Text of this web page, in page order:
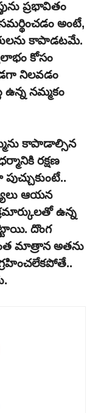
ప్రభావితం
అంటే,
కాపాడటమే.
కోసం
నిలవడం
ఉన్న నమ్మకం
కాపాడాల్సిన
రక్షణ
ఆయన
ఉన్న
దొంగ
మాత్రాన అతను